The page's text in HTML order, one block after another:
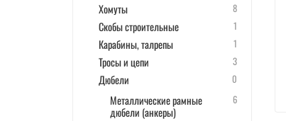
Хомуты 8
Скобы строительные 1
Карабины, талрепы 1
Тросы и цепи 3
Дюбели 0
Металлические рамные
дюбели (анкеры)
6